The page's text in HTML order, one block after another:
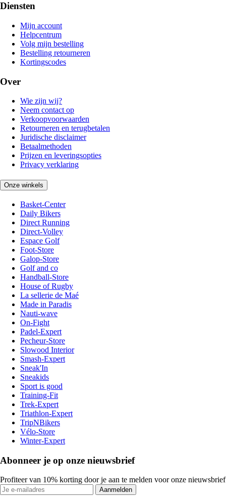
Diensten
Mijn account
Helpcentrum
Volg mijn bestelling
Bestelling retourneren
Kortingscodes
Over
Wie zijn wij?
Neem contact op
Verkoopvoorwaarden
Retourneren en terugbetalen
Juridische disclaimer
Betaalmethoden
Prijzen en leveringsopties
Privacy verklaring
Onze winkels
Basket-Center
Daily Bikers
Direct Running
Direct-Volley
Espace Golf
Foot-Store
Galop-Store
Golf and co
Handball-Store
House of Rugby
La sellerie de Maé
Made in Paradis
Nauti-wave
On-Fight
Padel-Expert
Pecheur-Store
Slowood Interior
Smash-Expert
Sneak'In
Sneakids
Sport is good
Training-Fit
Trek-Expert
Triathlon-Expert
TripNBikers
Vélo-Store
Winter-Expert
Abonneer je op onze nieuwsbrief
Profiteer van 10% korting door je aan te melden voor onze nieuwsbrief
Aanmelden